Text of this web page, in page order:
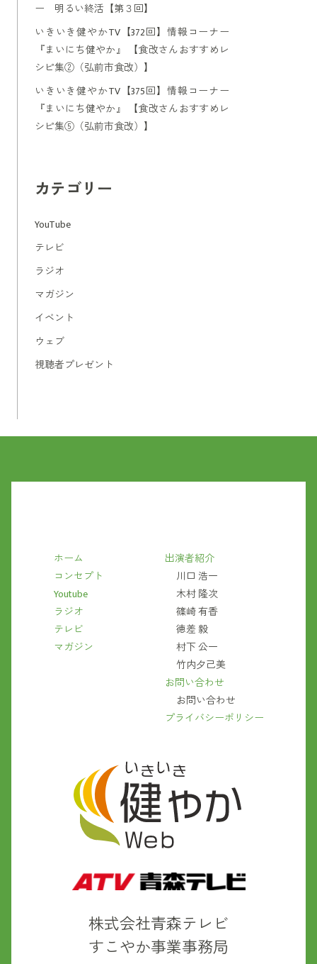
ー 明るい終活【第３回】
いきいき健やかTV【372回】情報コーナー
『まいにち健やか』 【食改さんおすすめレ
シピ集②（弘前市食改）】
いきいき健やかTV【375回】情報コーナー
『まいにち健やか』 【食改さんおすすめレ
シピ集⑤（弘前市食改）】
カテゴリー
YouTube
テレビ
ラジオ
マガジン
イベント
ウェブ
視聴者プレゼント
株式会社青森テレビ
すこやか事業事務局
ホーム
コンセプト
Youtube
ラジオ
テレビ
マガジン
出演者紹介
川口 浩一
木村 隆次
篠崎 有香
徳差 毅
村下 公一
竹内夕己美
お問い合わせ
お問い合わせ
プライバシーポリシー